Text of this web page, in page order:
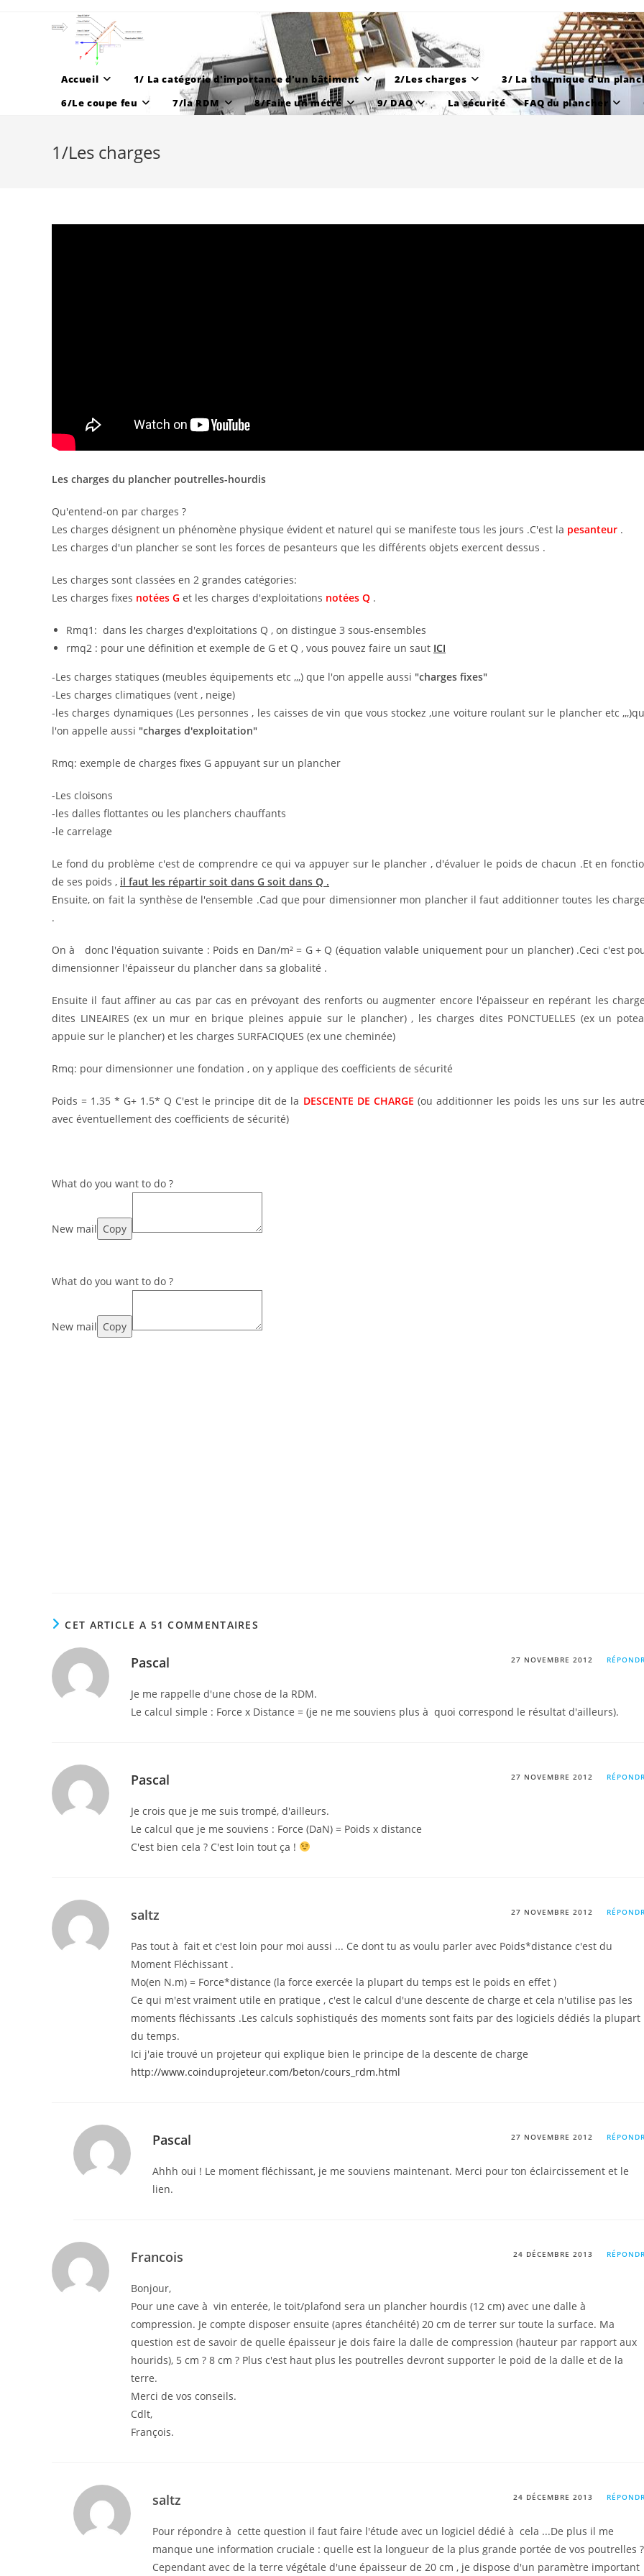
Accueil 1/ La catégorie d'importance d'un bâtiment 2/Les charges 3/ La thermique d'un
6/Le coupe feu
7/la RDM 8/Faire un métré 9/ DAO La sécurité FAQ du plancher
1/Les charges
Les charges du plancher poutrelles-hourdis
Qu'entend-on par charges ?
Les charges désignent un phénomène physique évident et naturel qui se manifeste tous les jours .C'est la pesanteur .
Les charges d'un plancher se sont les forces de pesanteurs que les différents objets exercent dessus .
Les charges sont classées en 2 grandes catégories:
Les charges fixes notées G et les charges d'exploitations notées Q .
Rmq1: dans les charges d'exploitations Q , on distingue 3 sous-ensembles
rmq2 : pour une définition et exemple de G et Q , vous pouvez faire un saut ICI
-Les charges statiques (meubles équipements etc ,,,) que l'on appelle aussi "charges fixes"
-Les charges climatiques (vent , neige)
-les charges dynamiques (Les personnes , les caisses de vin que vous stockez ,une voiture roulant sur le plancher etc
l'on appelle aussi "charges d'exploitation"
Rmq: exemple de charges fixes G appuyant sur un plancher
-Les cloisons
-les dalles flottantes ou les planchers chauffants
-le carrelage
Le fond du problème c'est de comprendre ce qui va appuyer sur le plancher , d'évaluer le poids de chacun .Et en
de ses poids , il faut les répartir soit dans G soit dans Q .
Ensuite, on fait la synthèse de l'ensemble .Cad que pour dimensionner mon plancher il faut additionner toutes les
.
On à donc l'équation suivante : Poids en Dan/m² = G + Q (équation valable uniquement pour un plancher) .Ceci c'est
dimensionner l'épaisseur du plancher dans sa globalité .
Ensuite il faut affiner au cas par cas en prévoyant des renforts ou augmenter encore l'épaisseur en repérant les
dites LINEAIRES (ex un mur en brique pleines appuie sur le plancher) , les charges dites PONCTUELLES (ex un
appuie sur le plancher) et les charges SURFACIQUES (ex une cheminée)
Rmq: pour dimensionner une fondation , on y applique des coefficients de sécurité
Poids = 1.35 * G+ 1.5* Q C'est le principe dit de la DESCENTE DE CHARGE (ou additionner les poids les uns sur les
avec éventuellement des coefficients de sécurité)
What do you want to do ?
New mail Copy
What do you want to do ?
New mail Copy
CET ARTICLE A 51 COMMENTAIRES
Pascal 27 NOVEMBRE 2012
Je me rappelle d'une chose de la RDM.
Le calcul simple : Force x Distance = (je ne me souviens plus à quoi correspond le résultat d'ailleurs).
Pascal 27 NOVEMBRE 2012
Je crois que je me suis trompé, d'ailleurs.
Le calcul que je me souviens : Force (DaN) = Poids x distance
C'est bien cela ? C'est loin tout ça !
saltz 27 NOVEMBRE 2012
Pas tout à fait et c'est loin pour moi aussi ... Ce dont tu as voulu parler avec Poids*distance c'est du
Moment Fléchissant .
Mo(en N.m) = Force*distance (la force exercée la plupart du temps est le poids en effet )
Ce qui m'est vraiment utile en pratique , c'est le calcul d'une descente de charge et cela n'utilise pas les
moments fléchissants .Les calculs sophistiqués des moments sont faits par des logiciels dédiés la plupart
du temps.
Ici j'aie trouvé un projeteur qui explique bien le principe de la descente de charge
http://www.coinduprojeteur.com/beton/cours_rdm.html
Pascal 27 NOVEMBRE 2012
Ahhh oui ! Le moment fléchissant, je me souviens maintenant. Merci pour ton éclaircissement et le
lien.
Francois 24 DÉCEMBRE 2013
Bonjour,
Pour une cave à vin enterée, le toit/plafond sera un plancher hourdis (12 cm) avec une dalle à
compression. Je compte disposer ensuite (apres étanchéité) 20 cm de terrer sur toute la surface. Ma
question est de savoir de quelle épaisseur je dois faire la dalle de compression (hauteur par rapport aux
hourids), 5 cm ? 8 cm ? Plus c'est haut plus les poutrelles devront supporter le poid de la dalle et de la
terre.
Merci de vos conseils.
Cdlt,
François.
saltz 24 DÉCEMBRE 2013
Pour répondre à cette question il faut faire l'étude avec un logiciel dédié à cela ...De plus il me
manque une information cruciale : quelle est la longueur de la plus grande portée de vos poutrelles ?
Cependant avec de la terre végétale d'une épaisseur de 20 cm , je dispose d'un paramètre important